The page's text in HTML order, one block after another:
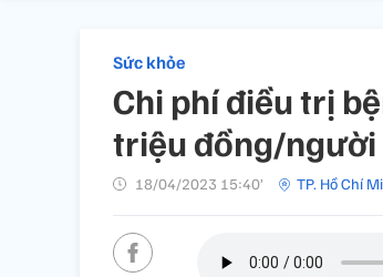
Sức khỏe
Chi phí điều trị
triệu đồng/người
18/04/2023 15:40’ TP. Hồ Chí